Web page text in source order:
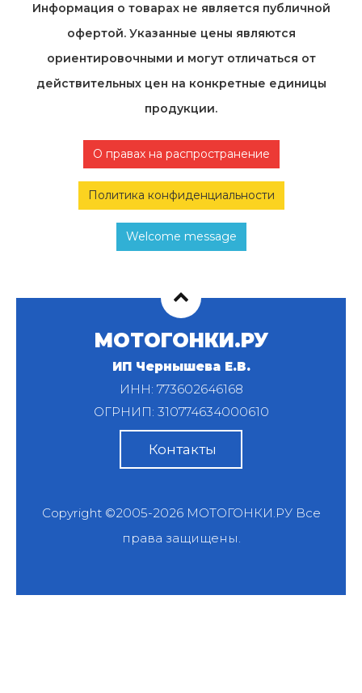
Информация о товарах не является публичной
офертой. Указанные цены являются
ориентировочными и могут отличаться от
действительных цен на конкретные единицы
продукции.
О правах на распространение
Политика конфиденциальности
Welcome message
МОТОГОНКИ.РУ
ИП Чернышева Е.В.
ИНН: 773602646168
ОГРНИП: 310774634000610
Контакты
Copyright ©2005-2026 МОТОГОНКИ.РУВсе
права защищены.